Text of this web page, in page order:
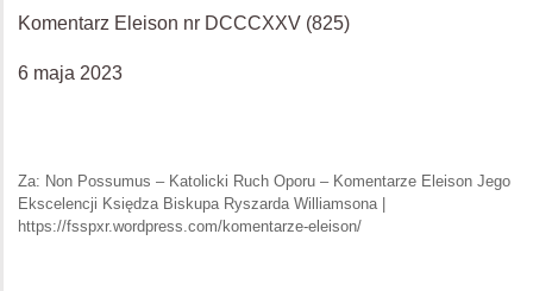
Komentarz Eleison nr DCCCXXV (825)
6 maja 2023
Za: Non Possumus – Katolicki Ruch Oporu – Komentarze Eleison Jego
Ekscelencji Księdza Biskupa Ryszarda Williamsona |
https://fsspxr.wordpress.com/komentarze-eleison/